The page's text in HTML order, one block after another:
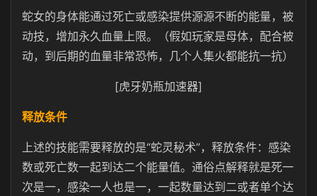
蛇女的身体能通过死亡或感染提供源源不断的能量，被
动技，增加永久血量上限。（假如玩家是母体，配合被
动，到后期的血量非常恐怖，几个人集火都能抗一抗）
[虎牙奶瓶加速器]
释放条件
上述的技能需要释放的是“蛇灵秘术”，释放条件：感染
数或死亡数一起到达二个能量值。通俗点解释就是死一
次是一，感染一人也是一，一起数量达到二或者单个达